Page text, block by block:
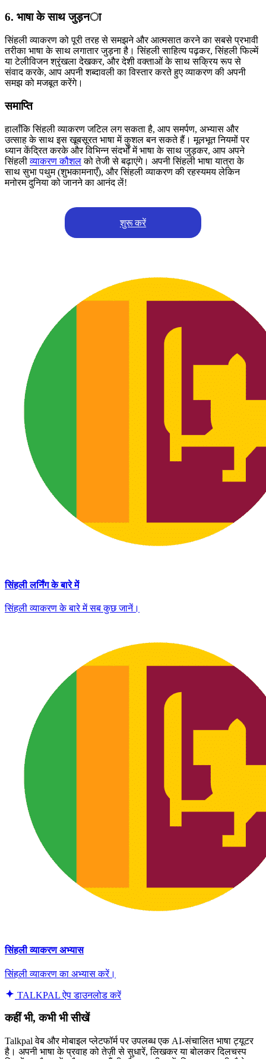
6. भाषा के साथ जुड़ना
सिंहली व्याकरण को पूरी तरह से समझने और आत्मसात करने का सबसे प्रभावी
तरीका भाषा के साथ लगातार जुड़ना है। सिंहली साहित्य पढ़कर, सिंहली फिल्में
या टेलीविजन श्रृंखला देखकर, और देशी वक्ताओं के साथ सक्रिय रूप से
संवाद करके, आप अपनी शब्दावली का विस्तार करते हुए व्याकरण की अपनी
समझ को मजबूत करेंगे।
समाप्ति
हालाँकि सिंहली व्याकरण जटिल लग सकता है, आप समर्पण, अभ्यास और
उत्साह के साथ इस खूबसूरत भाषा में कुशल बन सकते हैं। मूलभूत नियमों पर
ध्यान केंद्रित करके और विभिन्न संदर्भों में भाषा के साथ जुड़कर, आप अपने
सिंहलीव्याकरण कौशलको तेजी से बढ़ाएंगे। अपनी सिंहली भाषा यात्रा के
साथ सुभा पथुम (शुभकामनाएँ), और सिंहली व्याकरण की रहस्यमय लेकिन
मनोरम दुनिया को जानने का आनंद लें!
शुरू करें
सिंहली लर्निंग के बारे में
सिंहली व्याकरण के बारे में सब कुछ जानें।
सिंहली व्याकरण अभ्यास
सिंहली व्याकरण का अभ्यास करें।
TALKPAL ऐप डाउनलोड करें
कहीं भी, कभी भी सीखें
Talkpal वेब और मोबाइल प्लेटफॉर्म पर उपलब्ध एक AI-संचालित भाषा ट्यूटर
है। अपनी भाषा के प्रवाह को तेज़ी से सुधारें, लिखकर या बोलकर दिलचस्प